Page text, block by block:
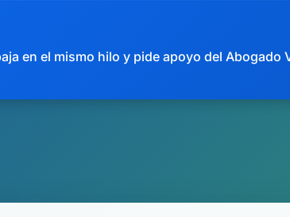
en el mismo hilo y pide apoyo del Abogado